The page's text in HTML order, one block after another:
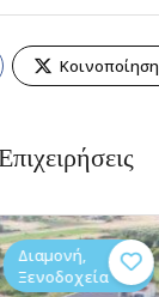
Κοινοποίηση
Premium
Πακέτο